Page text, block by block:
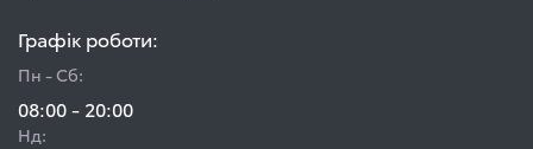
Графік роботи:
Пн - Сб:
08:00 - 20:00
Нд: